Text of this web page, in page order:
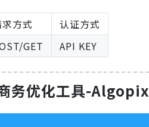
方式
认证方式
GET API KEY
务优化工具-Algopix